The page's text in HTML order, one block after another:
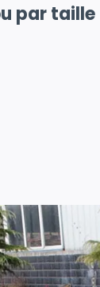
par taille